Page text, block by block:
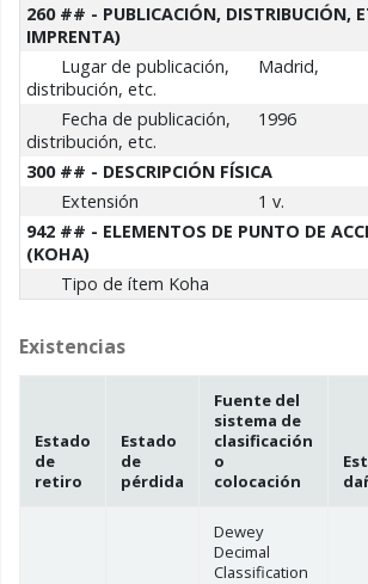
260 ## - PUBLICACIÓN, DISTRIBUCIÓN,
IMPRENTA)
Lugar de publicación,
distribución, etc.
Madrid,
Fecha de publicación,
distribución, etc.
1996
300 ## - DESCRIPCIÓN FÍSICA
Extensión
1 v.
942 ## - ELEMENTOS DE PUNTO DE
(KOHA)
Tipo de ítem Koha
Existencias
Estado
de
retiro
Estado
de
pérdida
Fuente del
sistema de
clasificación
o
colocación
Dewey
Decimal
Classification